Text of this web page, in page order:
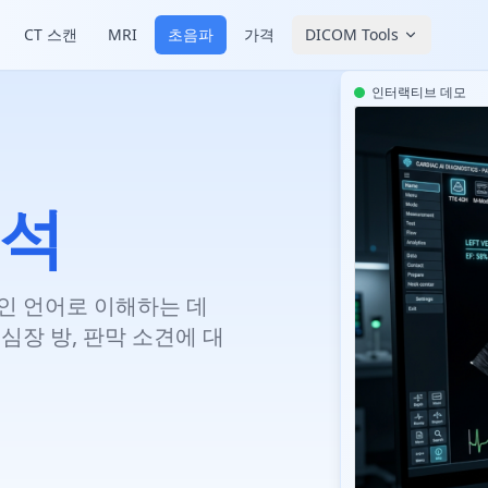
CT 스캔 MRI 초음파 가격 DICOM Tools
언어로 이해하는 데
장 방, 판막 소견에 대
인터랙티브 데모